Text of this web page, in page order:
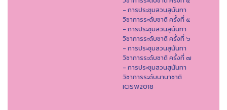
- การประชุมสวนสุนันทา
วิชาการระดับชาติ ครั้งที่ ๕
- การประชุมสวนสุนันทา
วิชาการระดับชาติ ครั้งที่ ๖
- การประชุมสวนสุนันทา
วิชาการระดับชาติ ครั้งที่ ๗
- การประชุมสวนสุนันทา
วิชาการระดับนานาชาติ
ICISW2018